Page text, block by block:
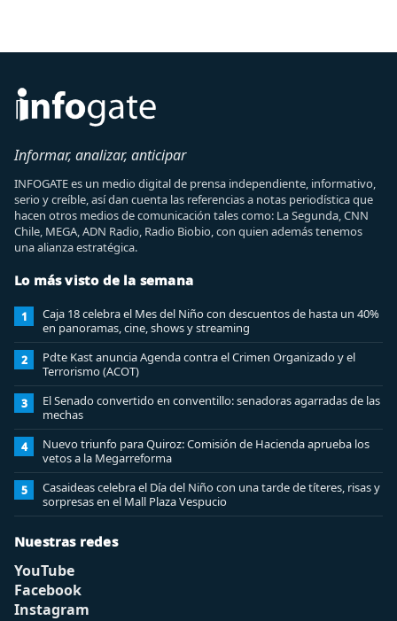
Informar, analizar, anticipar
INFOGATE es un medio digital de prensa independiente, informativo,
serio y creíble, así dan cuenta las referencias a notas periodística que
hacen otros medios de comunicación tales como: La Segunda, CNN
Chile, MEGA, ADN Radio, Radio Biobio, con quien además tenemos
una alianza estratégica.
Lo más visto de la semana
1
Caja 18 celebra el Mes del Niño con descuentos de hasta un 40%
en panoramas, cine, shows y streaming
2
Pdte Kast anuncia Agenda contra el Crimen Organizado y el
Terrorismo (ACOT)
3
El Senado convertido en conventillo: senadoras agarradas de las
mechas
4
Nuevo triunfo para Quiroz: Comisión de Hacienda aprueba los
vetos a la Megarreforma
5
Casaideas celebra el Día del Niño con una tarde de títeres, risas y
sorpresas en el Mall Plaza Vespucio
Nuestras redes
YouTube
Facebook
Instagram